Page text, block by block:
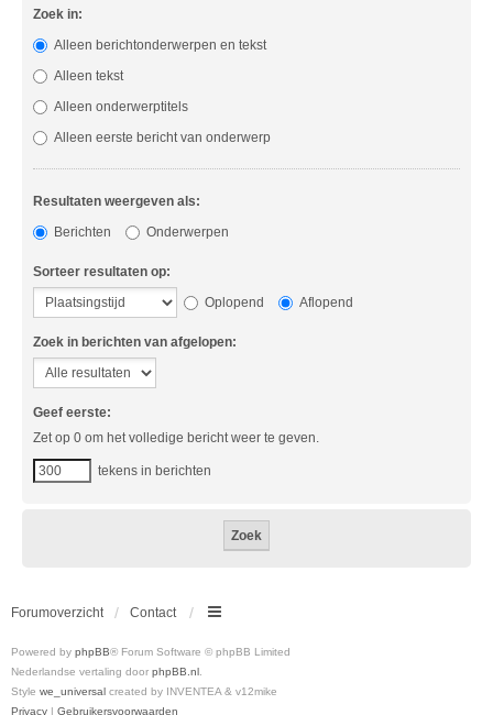
Zoek in:
Alleen berichtonderwerpen en tekst
Alleen tekst
Alleen onderwerptitels
Alleen eerste bericht van onderwerp
Resultaten weergeven als:
Berichten
Onderwerpen
Sorteer resultaten op:
Oplopend
Aflopend
Zoek in berichten van afgelopen:
Geef eerste:
Zet op 0 om het volledige bericht weer te geven.
tekens in berichten
Forumoverzicht Contact
Powered by phpBB® Forum Software © phpBB Limited
Nederlandse vertaling door phpBB.nl .
Style we_universal created by INVENTEA & v12mike
Privacy
Gebruikersvoorwaarden